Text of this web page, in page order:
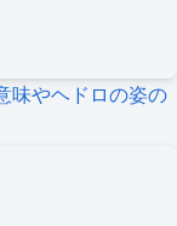
味やヘドロの姿の